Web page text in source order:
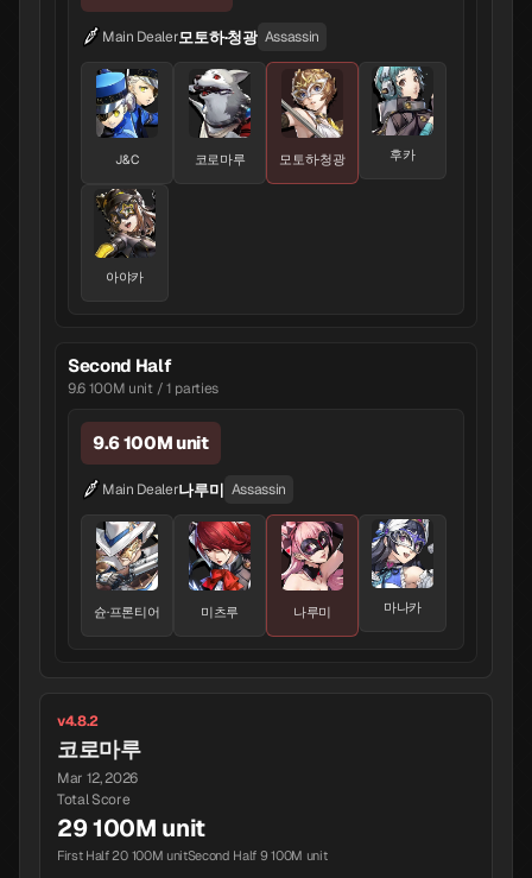
Main Dealer모토하·청광 Assassin
J&C 코로마루 모토하·청광 후카
아야카
Second Half
9.6 100M unit / 1 parties
9.6 100M unit
Main Dealer나루미 Assassin
슌·프론티어 미츠루 나루미 마나카
v4.8.2
코로마루
Mar 12, 2026
Total Score
29 100M unit
First Half 20 100M unitSecond Half 9 100M unit